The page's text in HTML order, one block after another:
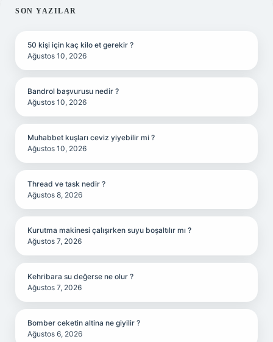
SIDEBAR
SON YAZILAR
50 kişi için kaç kilo et gerekir ?
Ağustos 10, 2026
Bandrol başvurusu nedir ?
Ağustos 10, 2026
Muhabbet kuşları ceviz yiyebilir mi ?
Ağustos 10, 2026
Thread ve task nedir ?
Ağustos 8, 2026
Kurutma makinesi çalışırken suyu boşaltılır mı ?
Ağustos 7, 2026
Kehribara su değerse ne olur ?
Ağustos 7, 2026
Bomber ceketin altina ne giyilir ?
Ağustos 6, 2026